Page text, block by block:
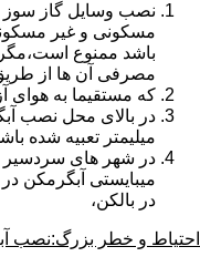
نصب وسایل گاز سوز
باشد ممنوع است،مگر
مصرفی آن ها از
که مستقیما به هوای
میلیمتر تعبیه شده
در شهر های سردسیر
میبایستی آبگرمکن
در بالکن،
احتیاط و خطر بزرگ:نصب